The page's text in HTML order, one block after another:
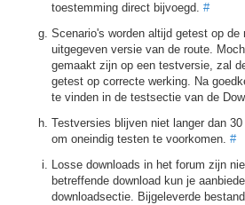
toestemming direct bijvoegd. #
Scenario's worden altijd getest op de
uitgegeven versie van de route.
gemaakt zijn op een testversie, zal
getest op correcte werking. Na
te vinden in de testsectie van de
Testversies blijven niet langer dan
om oneindig testen te voorkomen. #
Losse downloads in het forum zijn
betreffende download kun je
downloadsectie. Bijgeleverde